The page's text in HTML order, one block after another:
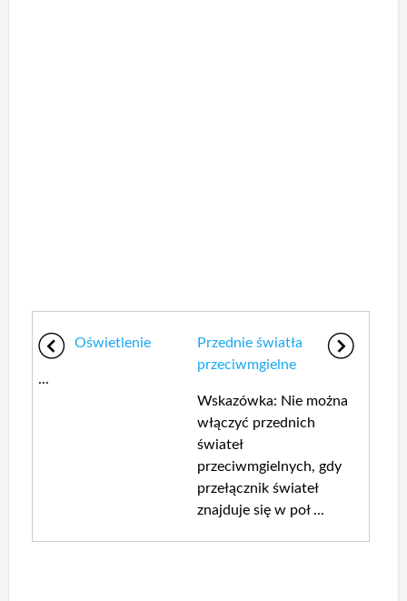
Oświetlenie
...
Przednie światła
przeciwmgielne
Wskazówka: Nie można
włączyć przednich
świateł
przeciwmgielnych, gdy
przełącznik świateł
znajduje się w poł ...